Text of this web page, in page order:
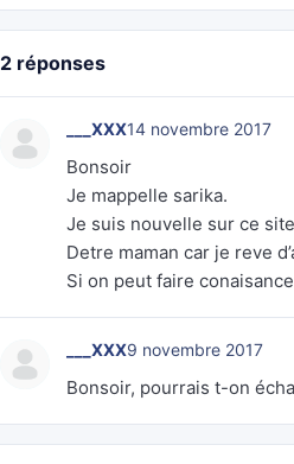
2 réponses
___XXX14 novembre 2017
Bonsoir
Je mappelle sarika.
Je suis nouvelle sur ce
Detre maman car je reve
Si on peut faire
___XXX9 novembre 2017
Bonsoir, pourrais t-on